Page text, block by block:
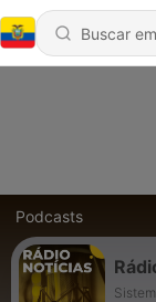
Podcasts